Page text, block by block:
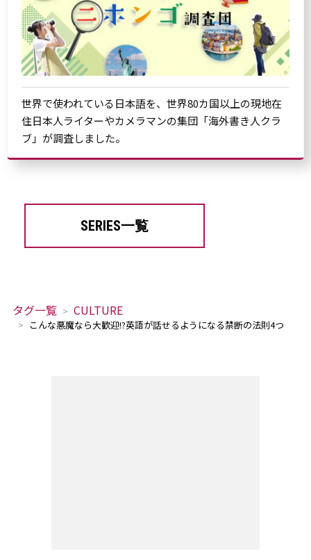
世界で使われている日本語を、世界80カ国以上の現地在
住日本人ライターやカメラマンの集団「海外書き人クラ
ブ」が調査しました。
SERIES一覧
タグ一覧 CULTURE
こんな悪魔なら大歓迎!?英語が話せるようになる禁断の法則4つ